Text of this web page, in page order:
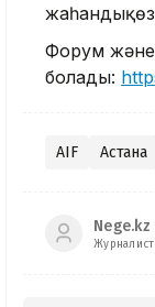
Форум және
болады:
AIF Астана
Журналист